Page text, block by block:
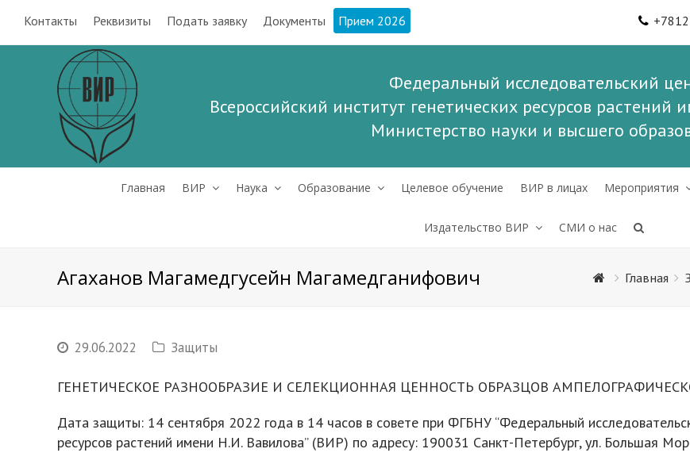
Контакты Реквизиты Подать заявку Документы Прием 2026
Федеральный исследовательский
Всероссийский институт генетических ресурсов
Министерство науки и высшего
Главная ВИР Наука Образование Целевое обучение ВИР в лицах Мероприятия
Издательство ВИР СМИ о нас
Агаханов Магамедгусейн Магамедганифович Главная
29.06.2022 Защиты
ГЕНЕТИЧЕСКОЕ РАЗНООБРАЗИЕ И СЕЛЕКЦИОННАЯ ЦЕННОСТЬ ОБРАЗЦОВ
Дата защиты: 14 сентября 2022 года в 14 часов в совете при ФГБНУ “Федеральный
ресурсов растений имени Н.И. Вавилова” (ВИР) по адресу: 190031 Санкт-Петербург, ул. Большая